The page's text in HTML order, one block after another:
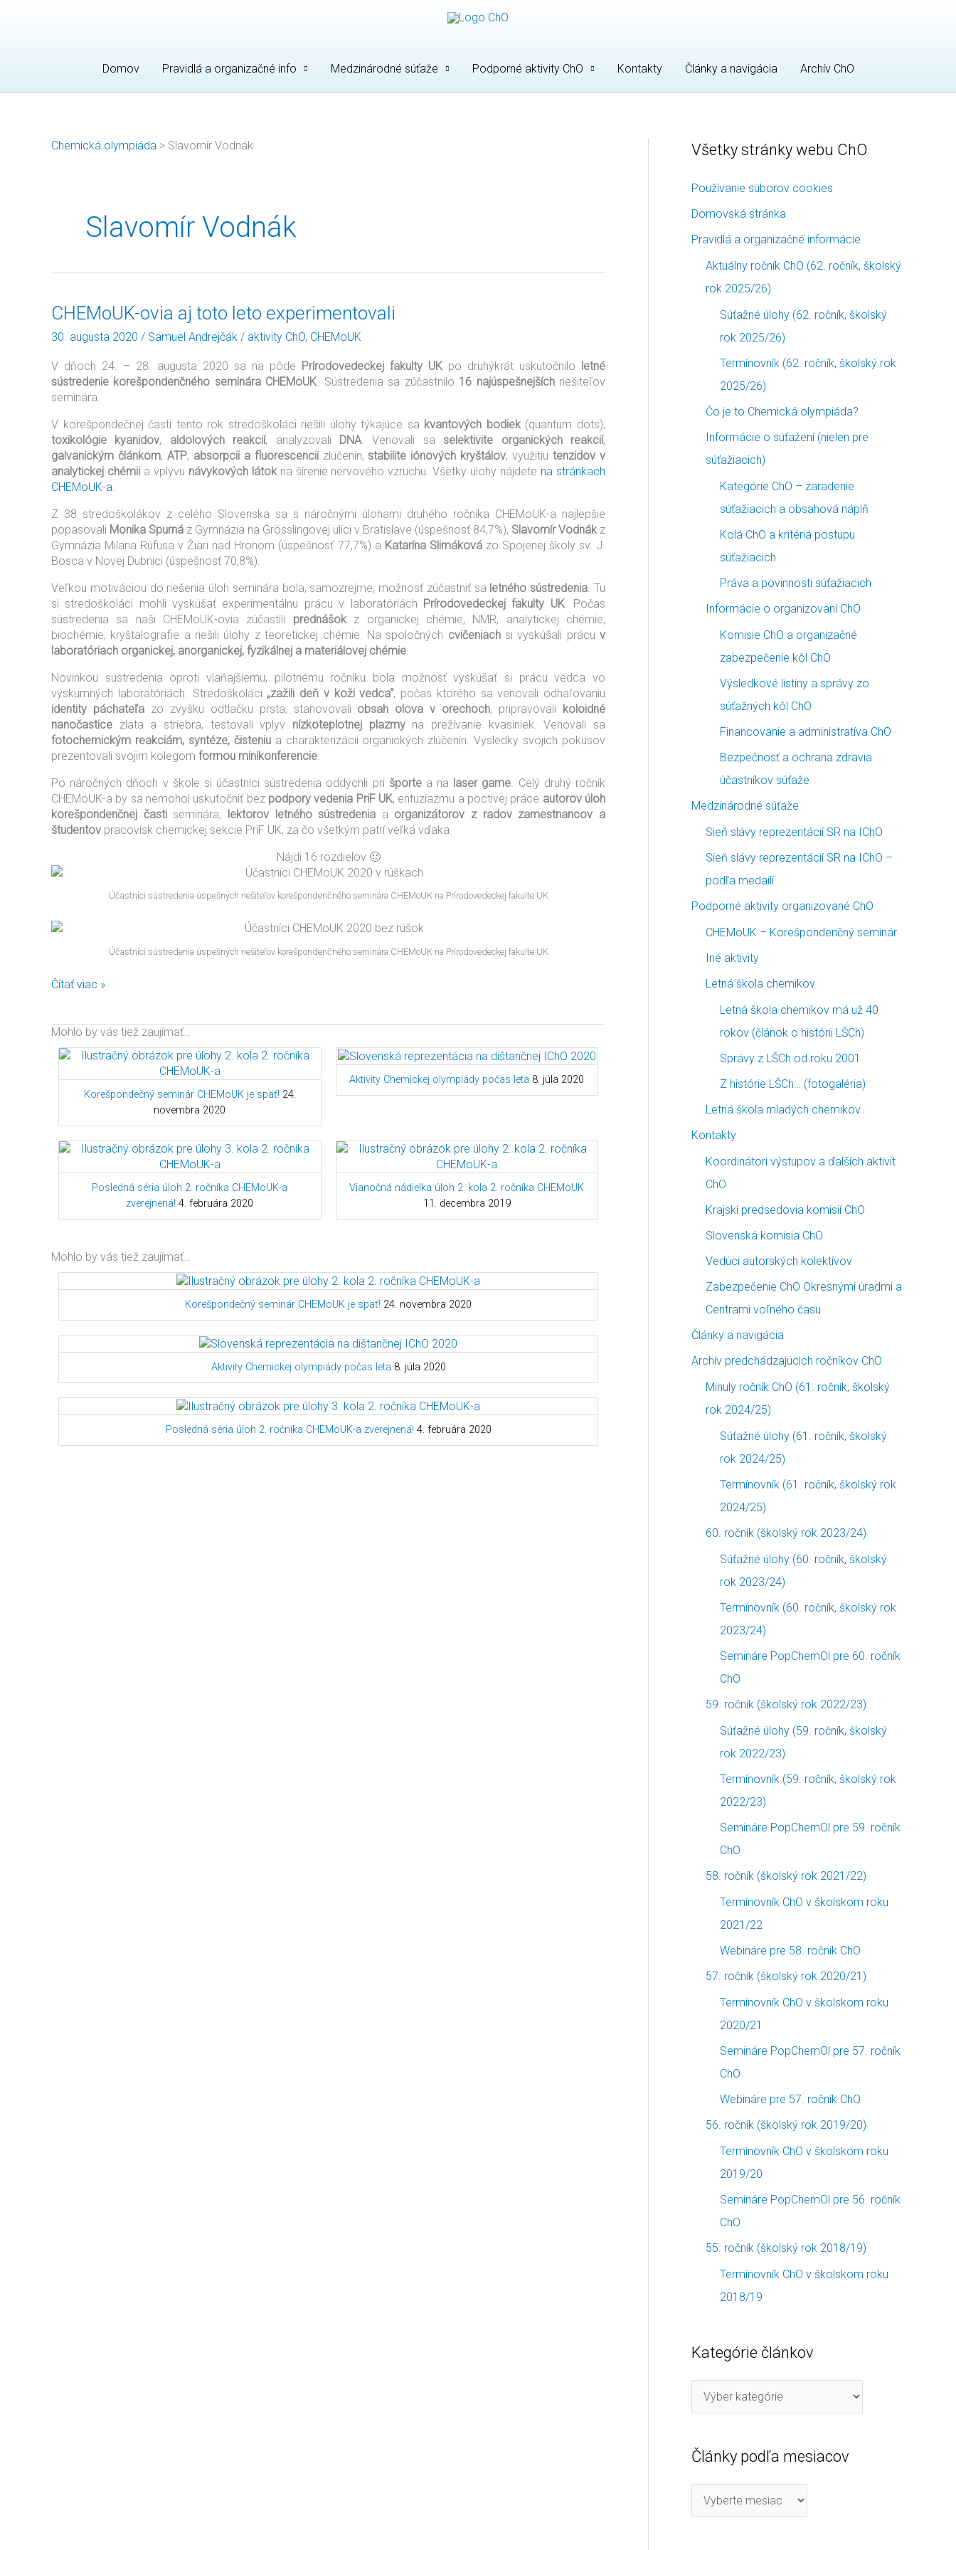
Domov Pravidlá a organizačné info Medzinárodné súťaže Podporné aktivity ChO Kontakty Články a navigácia Archív ChO
Chemická olympiáda > Slavomír Vodnák
Slavomír Vodnák
CHEMoUK-ovia aj toto leto experimentovali
30. augusta 2020 / Samuel Andrejčák / aktivity ChO, CHEMoUK
V dňoch 24. – 28. augusta 2020 sa na pôde Prírodovedeckej fakulty UK po druhýkrát uskutočnilo letné
sústredenie korešpondenčného seminára CHEMoUK. Sústredenia sa zúčastnilo 16 najúspešnejšíchriešiteľov
seminára.
V korešpondečnej časti tento rok stredoškoláci riešili úlohy týkajúce sa kvantových bodiek(quantum dots),
toxikológie kyanidov, aldolových reakcií, analyzovali DNA. Venovali sa selektivite organických reakcií,
galvanickým článkom, ATP, absorpcii a fluorescenciizlúčenín, stabilite iónových kryštálov, využitiutenzidov v
analytickej chémiia vplyvu návykových látokna šírenie nervového vzruchu. Všetky úlohy nájdete na stránkach
CHEMoUK-a.
Z 38 stredoškolákov z celého Slovenska sa s náročnými úlohami druhého ročníka CHEMoUK-a najlepšie
popasovali Monika Spurná z Gymnázia na Grösslingovej ulici v Bratislave (úspešnosť 84,7%), Slavomír Vodnákz
Gymnázia Milana Rúfusa v Žiari nad Hronom (úspešnosť 77,7%) a Katarína Slimákovázo Spojenej školy sv. J.
Bosca v Novej Dubnici (úspešnosť 70,8%).
Veľkou motiváciou do riešenia úloh seminára bola, samozrejme, možnosť zúčastniť sa letného sústredenia. Tu
si stredoškoláci mohli vyskúšať experimentálnu prácu v laboratóriách Prírodovedeckej fakulty UK. Počas
sústredenia sa naši CHEMoUK-ovia zúčastili prednášokz organickej chémie, NMR, analytickej chémie,
biochémie, kryštalografie a riešili úlohy z teoretickej chémie. Na spoločných cvičeniachsi vyskúšali prácuv
laboratóriach organickej, anorganickej, fyzikálnej a materiálovej chémie.
Novinkou sústredenia oproti vlaňajšiemu, pilotnému ročníku bola možnosť vyskúšať si prácu vedca vo
výskumných laboratóriách. Stredoškoláci „zažili deň v koži vedca“, počas ktorého sa venovali odhaľovaniu
identity páchateľazo zvyšku odtlačku prsta, stanovovali obsah olova v orechoch, pripravovali koloidné
nanočastice zlata a striebra, testovali vplyv nízkoteplotnej plazmyna prežívanie kvasiniek. Venovali sa
fotochemickým reakciám, syntéze, čisteniua charakterizácii organických zlúčenín. Výsledky svojich pokusov
prezentovali svojim kolegom formou minikonferencie.
Po náročných dňoch v škole si účastníci sústredenia oddýchli pri športea na laser game. Celý druhý ročník
CHEMoUK-a by sa nemohol uskutočniť bez podpory vedenia PriF UK, entuziazmu a poctivej práce autorov úloh
korešpondenčnej častiseminára, lektorov letného sústredenia a organizátorov z radov zamestnancov a
študentov pracovísk chemickej sekcie PriF UK, za čo všetkým patrí veľká vďaka.
Nájdi 16 rozdielov 🙂
Účastníci sústredenia úspešných riešiteľov korešpondenčného seminára CHEMoUK na Prírodovedeckej fakulte UK
Účastníci sústredenia úspešných riešiteľov korešpondenčného seminára CHEMoUK na Prírodovedeckej fakulte UK
CHEMoUK-
ovia
aj
leto
experimentovali
Čítať viac »
Mohlo by vás tiež zaujímať…
Korešpondečný seminár CHEMoUK je späť! 24.
novembra 2020
Aktivity Chemickej olympiády počas leta 8. júla 2020
Posledná séria úloh 2. ročníka CHEMoUK-a
zverejnená! 4. februára 2020
Vianočná nádielka úloh 2. kola 2. ročníka CHEMoUK
11. decembra 2019
Mohlo by vás tiež zaujímať…
Korešpondečný seminár CHEMoUK je späť! 24. novembra 2020
Aktivity Chemickej olympiády počas leta 8. júla 2020
Posledná séria úloh 2. ročníka CHEMoUK-a zverejnená! 4. februára 2020
Všetky stránky webu ChO
Používanie súborov cookies
Domovská stránka
Pravidlá a organizačné informácie
Aktuálny ročník ChO (62. ročník, školský
rok 2025/26)
Súťažné úlohy (62. ročník, školský
rok 2025/26)
Termínovník (62. ročník, školský rok
2025/26)
Čo je to Chemická olympiáda?
Informácie o súťažení (nielen pre
súťažiacich)
Kategórie ChO – zaradenie
súťažiacich a obsahová náplň
Kolá ChO a kritériá postupu
súťažiacich
Práva a povinnosti súťažiacich
Informácie o organizovaní ChO
Komisie ChO a organizačné
zabezpečenie kôl ChO
Výsledkové listiny a správy zo
súťažných kôl ChO
Financovanie a administratíva ChO
Bezpečnosť a ochrana zdravia
účastníkov súťaže
Medzinárodné súťaže
Sieň slávy reprezentácií SR na IChO
Sieň slávy reprezentácií SR na IChO –
podľa medailí
Podporné aktivity organizované ChO
CHEMoUK – Korešpondenčný seminár
Iné aktivity
Letná škola chemikov
Letná škola chemikov má už 40
rokov (článok o histórii LŠCh)
Správy z LŠCh od roku 2001
Z histórie LŠCh… (fotogaléria)
Letná škola mladých chemikov
Kontakty
Koordinátori výstupov a ďalších aktivít
ChO
Krajskí predsedovia komisií ChO
Slovenská komisia ChO
Vedúci autorských kolektívov
Zabezpečenie ChO Okresnými úradmi a
Centrami voľného času
Články a navigácia
Archív predchádzajúcich ročníkov ChO
Minuly ročník ChO (61. ročník, školský
rok 2024/25)
Súťažné úlohy (61. ročník, školský
rok 2024/25)
Termínovník (61. ročník, školský rok
2024/25)
60. ročník (školský rok 2023/24)
Súťažné úlohy (60. ročník, školský
rok 2023/24)
Termínovník (60. ročník, školský rok
2023/24)
Semináre PopChemOl pre 60. ročník
ChO
59. ročník (školský rok 2022/23)
Súťažné úlohy (59. ročník, školský
rok 2022/23)
Termínovník (59. ročník, školský rok
2022/23)
Semináre PopChemOl pre 59. ročník
ChO
58. ročník (školský rok 2021/22)
Termínovník ChO v školskom roku
2021/22
Webináre pre 58. ročník ChO
57. ročník (školský rok 2020/21)
Termínovník ChO v školskom roku
2020/21
Semináre PopChemOl pre 57. ročník
ChO
Webináre pre 57. ročník ChO
56. ročník (školský rok 2019/20)
Termínovník ChO v školskom roku
2019/20
Semináre PopChemOl pre 56. ročník
ChO
55. ročník (školský rok 2018/19)
Termínovník ChO v školskom roku
2018/19
Kategórie článkov
K
t
e
g
Články podľa mesiacov
Č
á
n
k